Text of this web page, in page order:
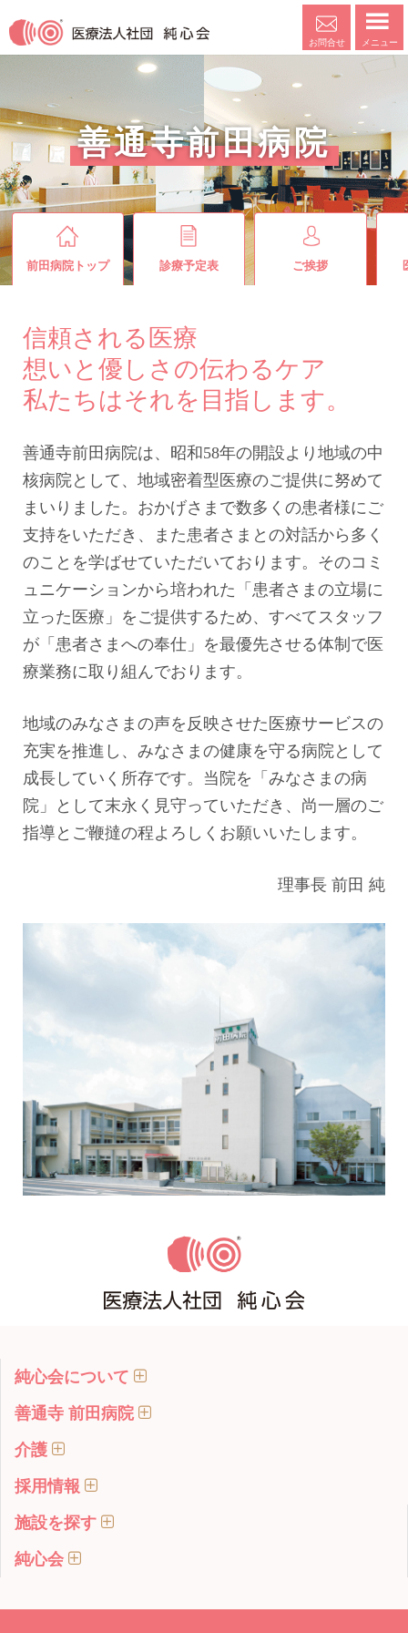
メニュー
お問合せ
善通寺前田病院
前田病院トップ 診療予定表 ご挨拶
信頼される医療
想いと優しさの伝わるケア
私たちはそれを目指します。
善通寺前田病院は、昭和58年の開設より地域の中
核病院として、地域密着型医療のご提供に努めて
まいりました。おかげさまで数多くの患者様にご
支持をいただき、また患者さまとの対話から多く
のことを学ばせていただいております。そのコミ
ュニケーションから培われた「患者さまの立場に
立った医療」をご提供するため、すべてスタッフ
が「患者さまへの奉仕」を最優先させる体制で医
療業務に取り組んでおります。
地域のみなさまの声を反映させた医療サービスの
充実を推進し、みなさまの健康を守る病院として
成長していく所存です。当院を「みなさまの病
院」として末永く見守っていただき、尚一層のご
指導とご鞭撻の程よろしくお願いいたします。
理事長 前田 純
純心会について
善通寺 前田病院
介護
採用情報
施設を探す
純心会